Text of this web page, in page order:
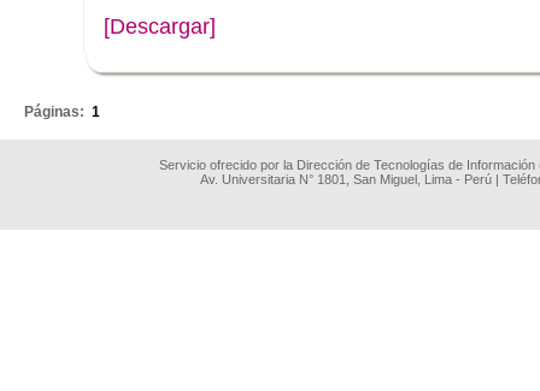
[Descargar]
Páginas: 1
Servicio ofrecido por la Dirección de Tecnologías de
Av. Universitaria N° 1801, San Miguel, Lima - Perú |